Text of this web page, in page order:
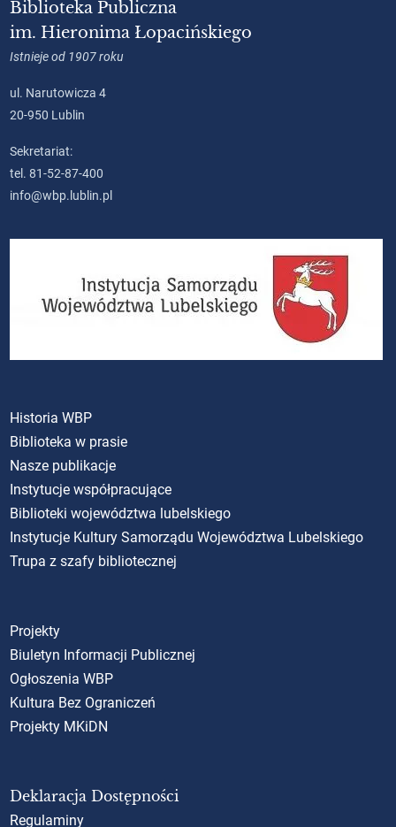
Biblioteka Publiczna
im. Hieronima Łopacińskiego
Istnieje od 1907 roku
ul. Narutowicza 4
20-950 Lublin
Sekretariat:
tel. 81-52-87-400
info@wbp.lublin.pl
Historia WBP
Biblioteka w prasie
Nasze publikacje
Instytucje współpracujące
Biblioteki województwa lubelskiego
Instytucje Kultury Samorządu Województwa Lubelskiego
Trupa z szafy bibliotecznej
Projekty
Biuletyn Informacji Publicznej
Ogłoszenia WBP
Kultura Bez Ograniczeń
Projekty MKiDN
Deklaracja Dostępności
Regulaminy